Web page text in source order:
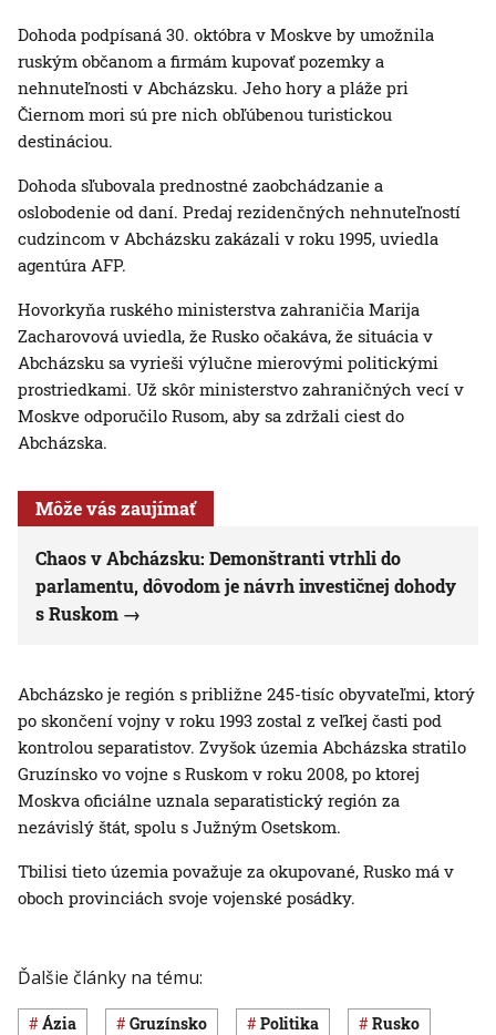
Dohoda podpísaná 30. októbra v Moskve by umožnila
ruským občanom a firmám kupovať pozemky a
nehnuteľnosti v Abcházsku. Jeho hory a pláže pri
Čiernom mori sú pre nich obľúbenou turistickou
destináciou.
Dohoda sľubovala prednostné zaobchádzanie a
oslobodenie od daní. Predaj rezidenčných nehnuteľností
cudzincom v Abcházsku zakázali v roku 1995, uviedla
agentúra AFP.
Hovorkyňa ruského ministerstva zahraničia Marija
Zacharovová uviedla, že Rusko očakáva, že situácia v
Abcházsku sa vyrieši výlučne mierovými politickými
prostriedkami. Už skôr ministerstvo zahraničných vecí v
Moskve odporučilo Rusom, aby sa zdržali ciest do
Abcházska.
Môže vás zaujímať
Chaos v Abcházsku: Demonštranti vtrhli do
parlamentu, dôvodom je návrh investičnej dohody
s Ruskom
Abcházsko je región s približne 245-tisíc obyvateľmi, ktorý
po skončení vojny v roku 1993 zostal z veľkej časti pod
kontrolou separatistov. Zvyšok územia Abcházska stratilo
Gruzínsko vo vojne s Ruskom v roku 2008, po ktorej
Moskva oficiálne uznala separatistický región za
nezávislý štát, spolu s Južným Osetskom.
Tbilisi tieto územia považuje za okupované, Rusko má v
oboch provinciách svoje vojenské posádky.
Ďalšie články na tému:
Ázia Gruzínsko Politika Rusko